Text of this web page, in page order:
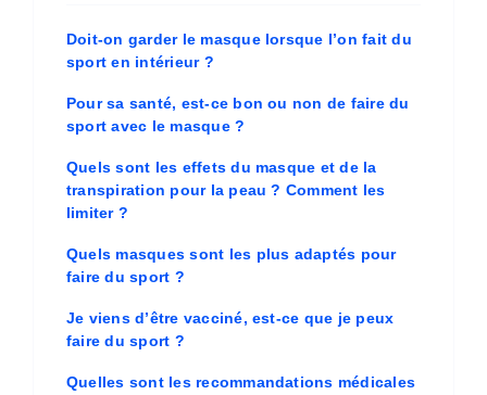
Doit-on garder le masque lorsque l’on fait du
sport en intérieur ?
Pour sa santé, est-ce bon ou non de faire du
sport avec le masque ?
Quels sont les effets du masque et de la
transpiration pour la peau ? Comment les
limiter ?
Quels masques sont les plus adaptés pour
faire du sport ?
Je viens d’être vacciné, est-ce que je peux
faire du sport ?
Quelles sont les recommandations médicales